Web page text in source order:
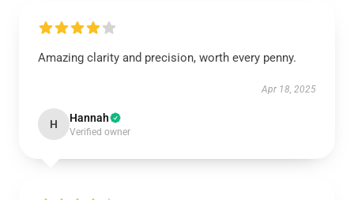
Amazing clarity and precision, worth every penny.
Apr 18, 2025
H Hannah
Verified owner